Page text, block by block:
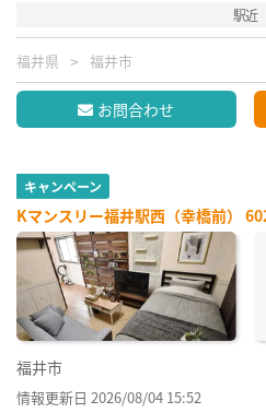
駅近
福井県 福井市
お問合わせ
キャンペーン
Kマンスリー福井駅西（幸橋前）
福井市
情報更新日 2026/08/04 15:52